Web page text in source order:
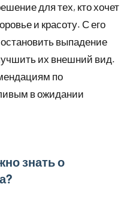
для тех, кто хочет
и красоту. С его
выпадение
их внешний вид.
по
в ожидании
знать о